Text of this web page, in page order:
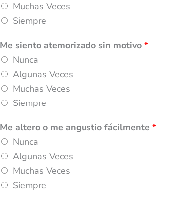
Muchas Veces
Siempre
Me siento atemorizado sin motivo*
Nunca
Algunas Veces
Muchas Veces
Siempre
Me altero o me angustio fácilmente*
Nunca
Algunas Veces
Muchas Veces
Siempre